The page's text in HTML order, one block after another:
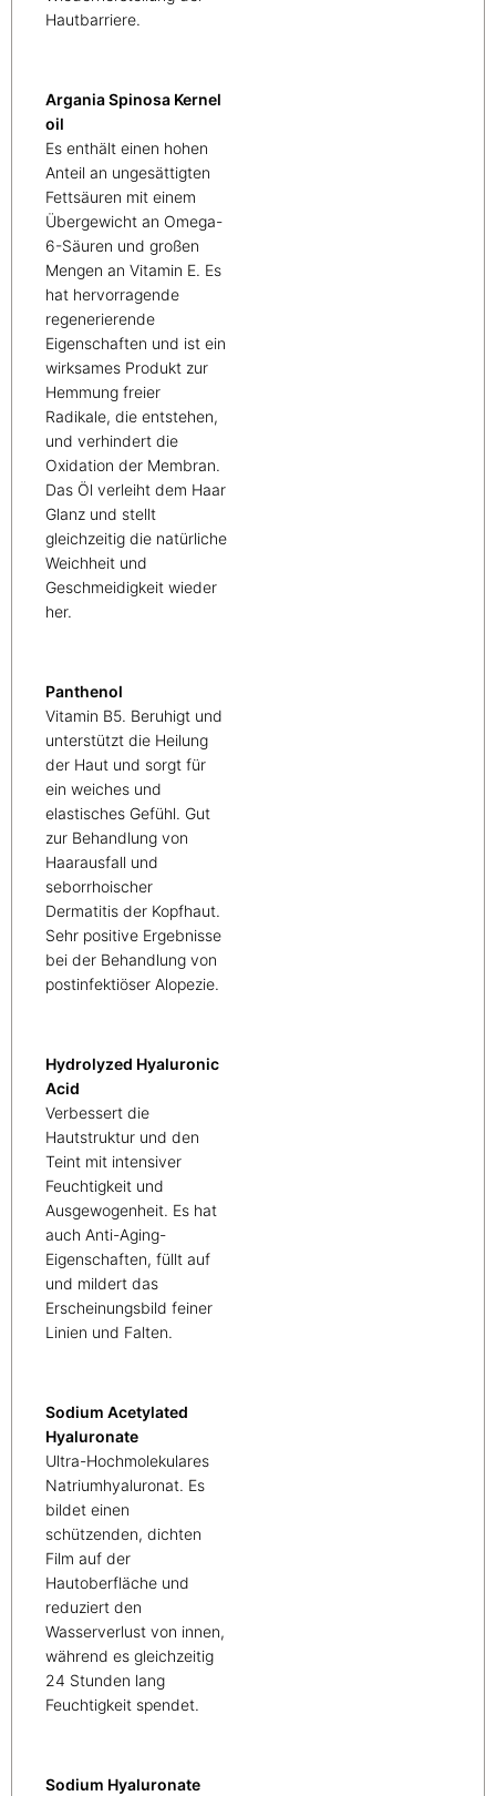
Hautbarriere.
Argania Spinosa Kernel
oil
Es enthält einen hohen
Anteil an ungesättigten
Fettsäuren mit einem
Übergewicht an Omega-
6-Säuren und großen
Mengen an Vitamin E. Es
hat hervorragende
regenerierende
Eigenschaften und ist ein
wirksames Produkt zur
Hemmung freier
Radikale, die entstehen,
und verhindert die
Oxidation der Membran.
Das Öl verleiht dem Haar
Glanz und stellt
gleichzeitig die natürliche
Weichheit und
Geschmeidigkeit wieder
her.
Panthenol
Vitamin B5. Beruhigt und
unterstützt die Heilung
der Haut und sorgt für
ein weiches und
elastisches Gefühl. Gut
zur Behandlung von
Haarausfall und
seborrhoischer
Dermatitis der Kopfhaut.
Sehr positive Ergebnisse
bei der Behandlung von
postinfektiöser Alopezie.
Hydrolyzed Hyaluronic
Acid
Verbessert die
Hautstruktur und den
Teint mit intensiver
Feuchtigkeit und
Ausgewogenheit. Es hat
auch Anti-Aging-
Eigenschaften, füllt auf
und mildert das
Erscheinungsbild feiner
Linien und Falten.
Sodium Acetylated
Hyaluronate
Ultra-Hochmolekulares
Natriumhyaluronat. Es
bildet einen
schützenden, dichten
Film auf der
Hautoberfläche und
reduziert den
Wasserverlust von innen,
während es gleichzeitig
24 Stunden lang
Feuchtigkeit spendet.
Sodium Hyaluronate